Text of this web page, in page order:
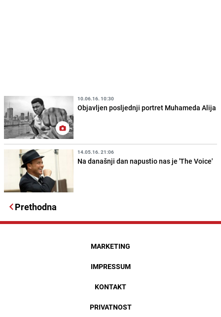
10.06.16. 10:30
Objavljen posljednji portret Muhameda Alija
14.05.16. 21:06
Na današnji dan napustio nas je 'The Voice'
Prethodna
MARKETING
IMPRESSUM
KONTAKT
PRIVATNOST